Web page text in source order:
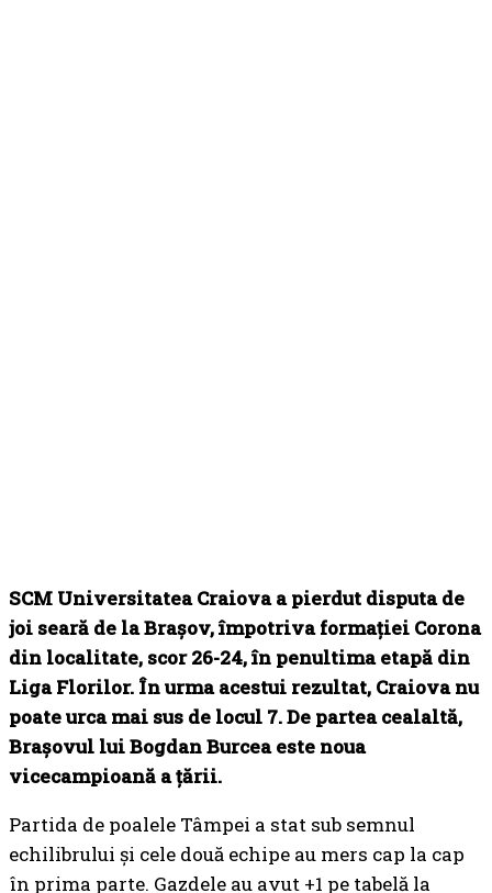
SCM Universitatea Craiova a pierdut disputa de
joi seară de la Brașov, împotriva formației Corona
din localitate, scor 26-24, în penultima etapă din
Liga Florilor. În urma acestui rezultat, Craiova nu
poate urca mai sus de locul 7. De partea cealaltă,
Brașovul lui Bogdan Burcea este noua
vicecampioană a țării.
Partida de poalele Tâmpei a stat sub semnul
echilibrului și cele două echipe au mers cap la cap
în prima parte. Gazdele au avut +1 pe tabelă la